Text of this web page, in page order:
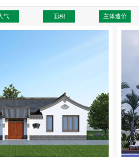
气 面积 主体造价